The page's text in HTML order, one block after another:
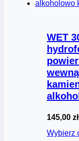
WET
145,00 zł
Wybierz